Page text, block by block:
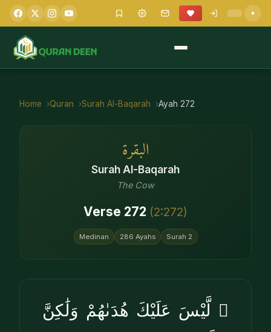
Home Quran Surah Al-Baqarah Ayah 272
البقرة
Surah Al-Baqarah
The Cow
Verse 272 (2:272)
Medinan 286 Ayahs Surah 2
۞ لَّيْسَ عَلَيْكَ هُدَىٰهُمْ وَلَٰكِنَّ